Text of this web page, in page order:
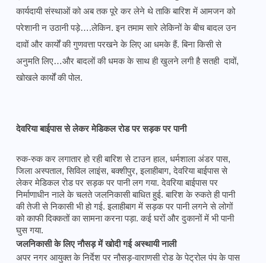
कार्यदायी संस्थाओं को अब तक पूरे कर लेने थे ताकि बारिश में आमजन को
परेशानी न उठानी पड़े….लेकिन. इन तमाम सारे लेकिनों के बीच बादल उन
दावों और कार्यों की गुणवत्ता परखने के लिए आ धमके हैं. बिना किसी से
अनुमति लिए…और बादलों की धमक के साथ ही खुलने लगी है सतही दावों,
खोखले कार्यों की पोल.
देवरिया बाईपास से लेकर मेडिकल रोड पर सड़क पर पानी
रुक-रुक कर लगातार हो रही बारिश से टाउन हाल, धर्मशाला अंडर पास,
जिला अस्पताल, सिविल लाइंस, बक्शीपुर, इलाहीबाग, देवरिया बाईपास से
लेकर मेडिकल रोड पर सड़क पर पानी लग गया. देवरिया बाईपास पर
निर्माणाधीन नाले के चलते जलनिकासी बाधित हुई. बारिश के रुकते ही पानी
की तेजी से निकासी भी हो गई. इलाहीबाग में सड़क पर पानी लगने से लोगों
को काफी दिक्कतों का सामना करना पड़ा. कई घरों और दुकानों में भी पानी
घुस गया.
जलनिकासी के लिए नौसड़ में खोदी गई अस्थायी नाली
अपर नगर आयुक्त के निर्देश पर नौसड़-वाराणसी रोड के पेट्रोल पंप के पास